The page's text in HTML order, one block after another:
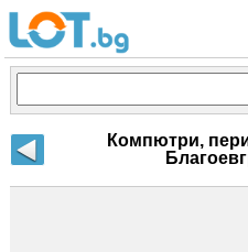
Компютри,